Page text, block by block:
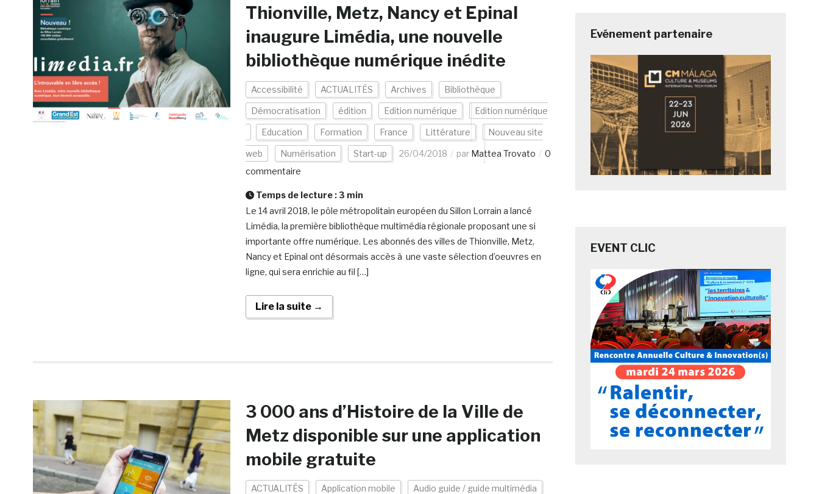
Thionville, Metz, Nancy et Epinal
inaugure Limédia, une nouvelle
bibliothèque numérique inédite
Accessibilité ACTUALITÉS Archives Bibliothèque
Démocratisation édition Edition numérique Edition numérique
Education Formation France Littérature Nouveau site
web Numérisation Start-up 26/04/2018 par Mattea Trovato
0
commentaire
Temps de lecture : 3 min
Le 14 avril 2018, le pôle métropolitain européen du Sillon Lorrain a lancé
Limédia, la première bibliothèque multimédia régionale proposant une si
importante offre numérique. Les abonnés des villes de Thionville, Metz,
Nancy et Epinal ont désormais accès à une vaste sélection d’oeuvres en
ligne, qui sera enrichie au fil […]
Lire la suite →
3 000 ans d’Histoire de la Ville de
Metz disponible sur une application
mobile gratuite
ACTUALITÉS Application mobile Audio guide / guide multimédia
Evénement partenaire
EVENT CLIC